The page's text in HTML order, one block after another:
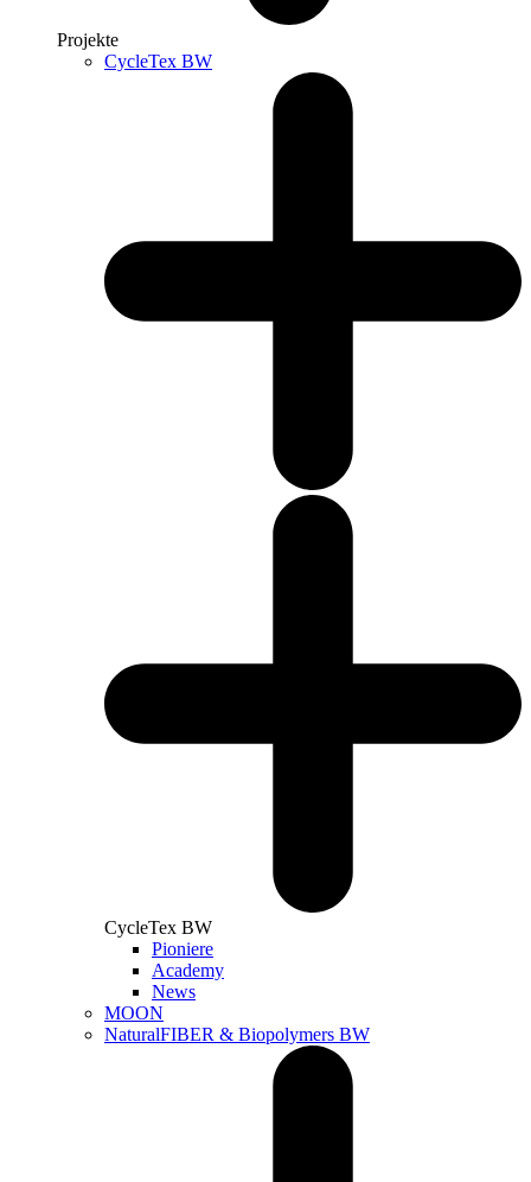
Projekte
CycleTex BW
CycleTex BW
Pioniere
Academy
News
MOON
NaturalFIBER & Biopolymers BW